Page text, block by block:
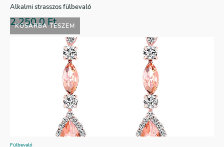
KOSÁRBA TESZEM
Alkalmi strasszos fülbevaló
2.250,0Ft
Fülbevaló